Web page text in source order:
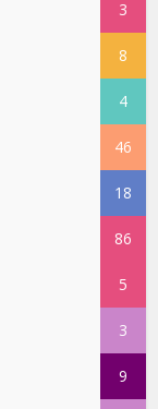
3
8
4
46
18
86
5
3
9